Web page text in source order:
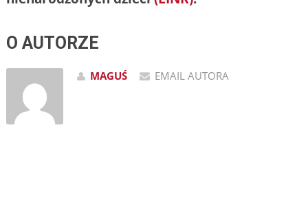
O AUTORZE
MAGUŚ EMAIL AUTORA